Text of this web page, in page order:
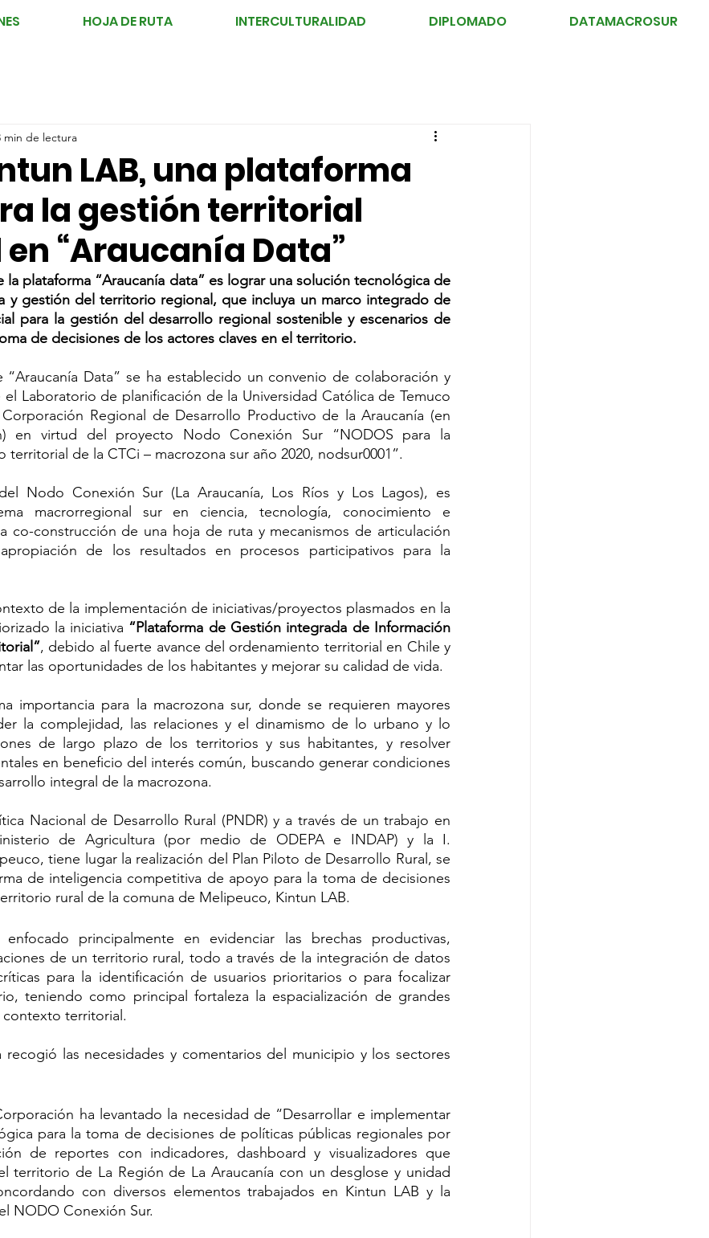
HOJA DE RUTA INTERCULTURALIDAD DIPLOMADO DATAMACROSUR
LAB, una plataforma
la gestión territorial
“Araucanía Data”
min de lectura
la plataforma “Araucanía data” es lograr una solución tecnológica de
y gestión del territorio regional, que incluya un marco integrado de
para la gestión del desarrollo regional sostenible y escenarios de
de decisiones de los actores claves en el territorio.
“Araucanía Data” se ha establecido un convenio de colaboración y
Laboratorio de planificación de la Universidad Católica de Temuco
Corporación Regional de Desarrollo Productivo de la Araucanía (en
en virtud del proyecto Nodo Conexión Sur “NODOS para la
territorial de la CTCi – macrozona sur año 2020, nodsur0001”.
Nodo Conexión Sur (La Araucanía, Los Ríos y Los Lagos), es
macrorregional sur en ciencia, tecnología, conocimiento e
co-construcción de una hoja de ruta y mecanismos de articulación
de los resultados en procesos participativos para la
de la implementación de iniciativas/proyectos plasmados en la
la iniciativa “Plataforma de Gestión integrada de Información
, debido al fuerte avance del ordenamiento territorial en Chile y
las oportunidades de los habitantes y mejorar su calidad de vida.
importancia para la macrozona sur, donde se requieren mayores
la complejidad, las relaciones y el dinamismo de lo urbano y lo
de largo plazo de los territorios y sus habitantes, y resolver
en beneficio del interés común, buscando generar condiciones
integral de la macrozona.
Nacional de Desarrollo Rural (PNDR) y a través de un trabajo en
de Agricultura (por medio de ODEPA e INDAP) y la I.
tiene lugar la realización del Plan Piloto de Desarrollo Rural, se
de inteligencia competitiva de apoyo para la toma de decisiones
rural de la comuna de Melipeuco, Kintun LAB.
principalmente en evidenciar las brechas productivas,
de un territorio rural, todo a través de la integración de datos
para la identificación de usuarios prioritarios o para focalizar
teniendo como principal fortaleza la espacialización de grandes
territorial.
recogió las necesidades y comentarios del municipio y los sectores
ha levantado la necesidad de “Desarrollar e implementar
para la toma de decisiones de políticas públicas regionales por
de reportes con indicadores, dashboard y visualizadores que
territorio de La Región de La Araucanía con un desglose y unidad
con diversos elementos trabajados en Kintun LAB y la
NODO Conexión Sur.